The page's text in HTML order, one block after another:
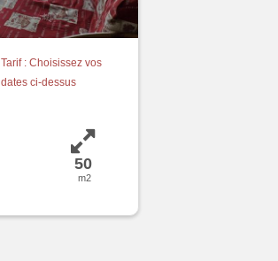
Tarif : Choisissez vos
dates ci-dessus
50
m2